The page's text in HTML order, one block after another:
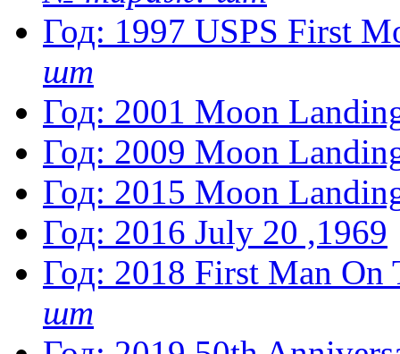
Год: 1997 USPS First
шт
Год: 2001 Moon
Год: 2009 Moon
Год: 2015 Moon
Год: 2016 July 20 ,1969
Год: 2018 First Man On
шт